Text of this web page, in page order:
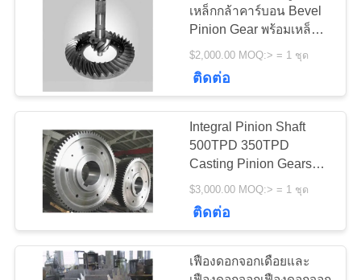
เครื่องบดหิน
236
อะไหล่เครื่องจักรทำ
เหมือง
144
เหล็กกล้าคาร์บอน Bevel
Pinion Gear พร้อมเหล็ก
ชุบแข็งและเหล็กกล้า
$2,000.00 MOQ:> = 1 ชุด
ติดต่อ
Integral Pinion Shaft
500TPD 350TPD
Casting Pinion Gears
และ Mill Pinion Gear ผู้
$3,000.00 MOQ:> = 1 ชุด
ติดต่อ
เฟืองดอกจอกเดือยและ